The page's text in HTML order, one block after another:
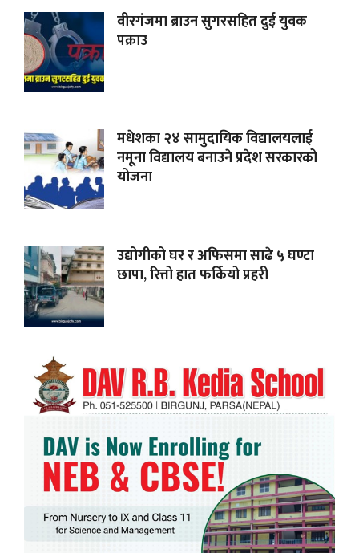
वीरगंजमा ब्राउन सुगरसहित दुई युवक
पक्राउ
मधेशका २४ सामुदायिक विद्यालयलाई
नमूना विद्यालय बनाउने प्रदेश सरकारको
योजना
उद्योगीको घर र अफिसमा साढे ५ घण्टा
छापा, रित्तो हात फर्कियो प्रहरी